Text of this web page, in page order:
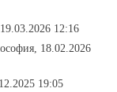
12:16
18.02.2026
19:05